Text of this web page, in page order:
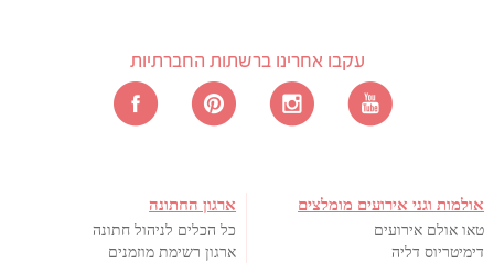
עקבו אחרינו ברשתות החברתיות
אולמות וגני אירועים מומלצים
טאו אולם אירועים
דימיטריוס דליה
ארגון החתונה
כל הכלים לניהול חתונה
ארגון רשימת מוזמנים